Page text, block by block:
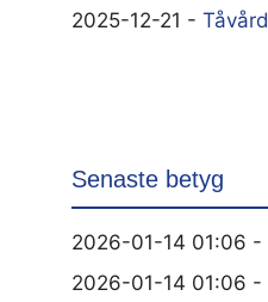
2025-12-21 - Tåvård
Senaste betyg
2026-01-14 01:06 -
2026-01-14 01:06 -